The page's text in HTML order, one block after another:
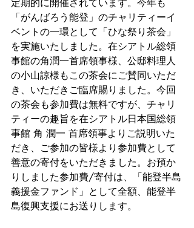
定期的に開催されています。今年も
「がんばろう能登」のチャリティーイ
ベントの一環として「ひな祭り茶会」
を実施いたしました。在シアトル総領
事館の角潤一首席領事様、公邸料理人
の小山諒様もこの茶会にご賛同いただ
き、いただきご臨席賜りました。今回
の茶会も参加費は無料ですが、チャリ
ティーの趣旨を在シアトル日本国総領
事館 角 潤一 首席領事よりご説明いた
だき、ご参加の皆様より参加費として
善意の寄付をいただきました。お預か
りしました参加費/寄付は、「能登半島
義援金ファンド」として全額、能登半
島復興支援にお送りします。